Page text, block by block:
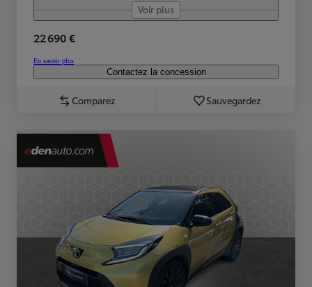
Voir plus
22 690 €
En savoir plus
Contactez la concession
Comparez Sauvegardez